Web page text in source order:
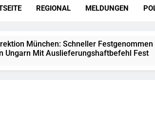
REGIONAL MELDUNGEN
München: Schneller
Ungarn Mit Auslieferungshaftbefehl Fest